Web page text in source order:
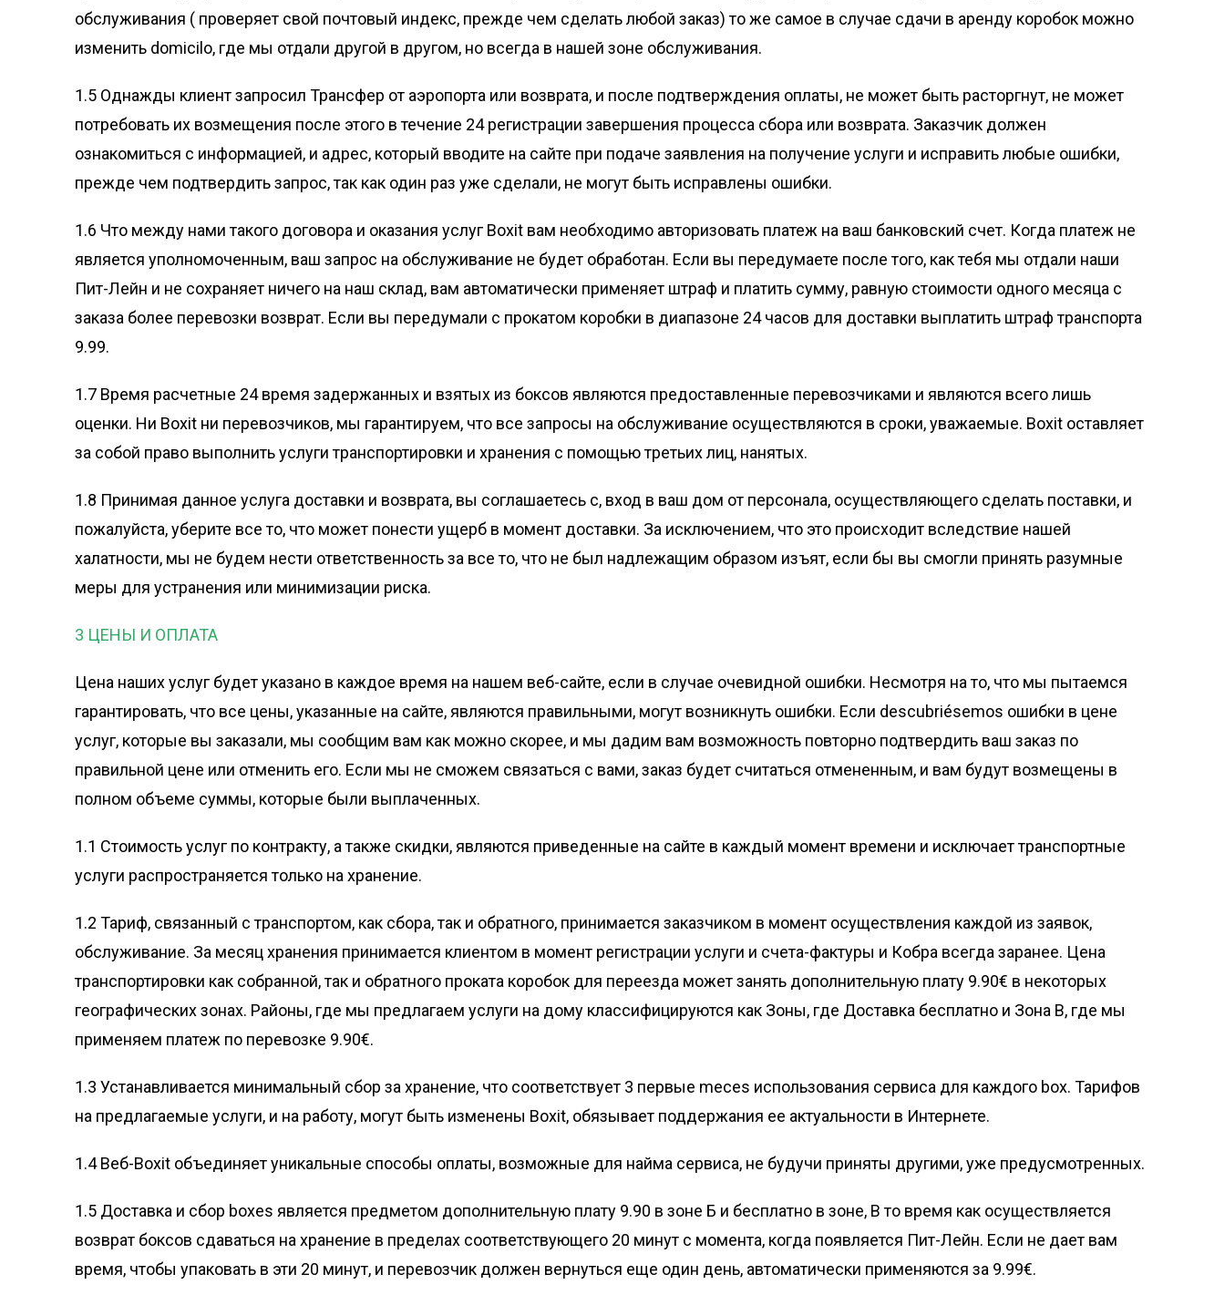
обслуживания ( проверяет свой почтовый индекс, прежде чем сделать любой заказ) то же самое в случае сдачи в аренду коробок можно
изменить domicilo, где мы отдали другой в другом, но всегда в нашей зоне обслуживания.
1.5 Однажды клиент запросил Трансфер от аэропорта или возврата, и после подтверждения оплаты, не может быть расторгнут, не может
потребовать их возмещения после этого в течение 24 регистрации завершения процесса сбора или возврата. Заказчик должен
ознакомиться с информацией, и адрес, который вводите на сайте при подаче заявления на получение услуги и исправить любые ошибки,
прежде чем подтвердить запрос, так как один раз уже сделали, не могут быть исправлены ошибки.
1.6 Что между нами такого договора и оказания услуг Boxit вам необходимо авторизовать платеж на ваш банковский счет. Когда платеж не
является уполномоченным, ваш запрос на обслуживание не будет обработан. Если вы передумаете после того, как тебя мы отдали наши
Пит-Лейн и не сохраняет ничего на наш склад, вам автоматически применяет штраф и платить сумму, равную стоимости одного месяца с
заказа более перевозки возврат. Если вы передумали с прокатом коробки в диапазоне 24 часов для доставки выплатить штраф транспорта
9.99.
1.7 Время расчетные 24 время задержанных и взятых из боксов являются предоставленные перевозчиками и являются всего лишь
оценки. Ни Boxit ни перевозчиков, мы гарантируем, что все запросы на обслуживание осуществляются в сроки, уважаемые. Boxit оставляет
за собой право выполнить услуги транспортировки и хранения с помощью третьих лиц, нанятых.
1.8 Принимая данное услуга доставки и возврата, вы соглашаетесь с, вход в ваш дом от персонала, осуществляющего сделать поставки, и
пожалуйста, уберите все то, что может понести ущерб в момент доставки. За исключением, что это происходит вследствие нашей
халатности, мы не будем нести ответственность за все то, что не был надлежащим образом изъят, если бы вы смогли принять разумные
меры для устранения или минимизации риска.
3 ЦЕНЫ И ОПЛАТА
Цена наших услуг будет указано в каждое время на нашем веб-сайте, если в случае очевидной ошибки. Несмотря на то, что мы пытаемся
гарантировать, что все цены, указанные на сайте, являются правильными, могут возникнуть ошибки. Если descubriésemos ошибки в цене
услуг, которые вы заказали, мы сообщим вам как можно скорее, и мы дадим вам возможность повторно подтвердить ваш заказ по
правильной цене или отменить его. Если мы не сможем связаться с вами, заказ будет считаться отмененным, и вам будут возмещены в
полном объеме суммы, которые были выплаченных.
1.1 Стоимость услуг по контракту, а также скидки, являются приведенные на сайте в каждый момент времени и исключает транспортные
услуги распространяется только на хранение.
1.2 Тариф, связанный с транспортом, как сбора, так и обратного, принимается заказчиком в момент осуществления каждой из заявок,
обслуживание. За месяц хранения принимается клиентом в момент регистрации услуги и счета-фактуры и Кобра всегда заранее. Цена
транспортировки как собранной, так и обратного проката коробок для переезда может занять дополнительную плату 9.90€ в некоторых
географических зонах. Районы, где мы предлагаем услуги на дому классифицируются как Зоны, где Доставка бесплатно и Зона B, где мы
применяем платеж по перевозке 9.90€.
1.3 Устанавливается минимальный сбор за хранение, что соответствует 3 первые meces использования сервиса для каждого box. Тарифов
на предлагаемые услуги, и на работу, могут быть изменены Boxit, обязывает поддержания ее актуальности в Интернете.
1.4 Веб-Boxit объединяет уникальные способы оплаты, возможные для найма сервиса, не будучи приняты другими, уже предусмотренных.
1.5 Доставка и сбор boxes является предметом дополнительную плату 9.90 в зоне Б и бесплатно в зоне, В то время как осуществляется
возврат боксов сдаваться на хранение в пределах соответствующего 20 минут с момента, когда появляется Пит-Лейн. Если не дает вам
время, чтобы упаковать в эти 20 минут, и перевозчик должен вернуться еще один день, автоматически применяются за 9.99€.